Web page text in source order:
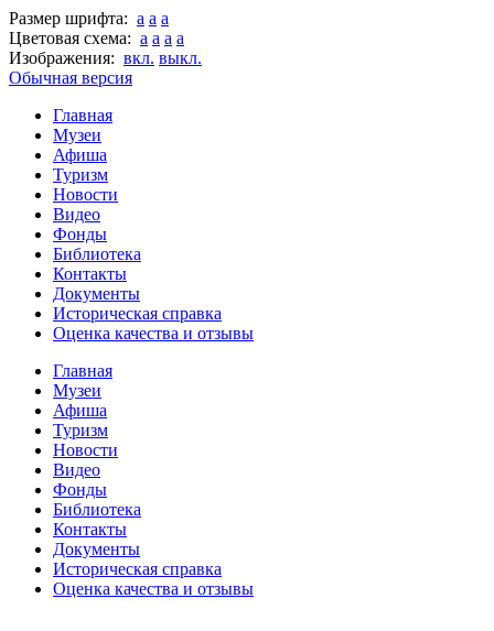
Размер шрифта: a a a
Цветовая схема: a a a a
Изображения: вкл. выкл.
Обычная версия
Главная
Музеи
Афиша
Туризм
Новости
Видео
Фонды
Библиотека
Контакты
Документы
Историческая справка
Оценка качества и отзывы
Главная
Музеи
Афиша
Туризм
Новости
Видео
Фонды
Библиотека
Контакты
Документы
Историческая справка
Оценка качества и отзывы